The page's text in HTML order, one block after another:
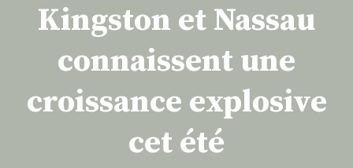
Kingston et Nassau
connaissent une
croissance explosive
cet été